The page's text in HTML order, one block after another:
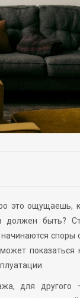
это ощущаешь,
быть?
показаться
для другого